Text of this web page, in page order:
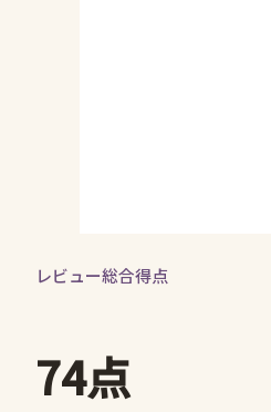
レビュー総合得点
74点